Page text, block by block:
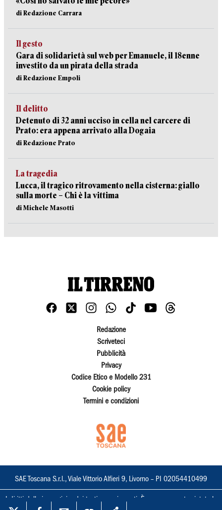
di Redazione Carrara
Il gesto
Gara di solidarietà sul web per Emanuele, il 18enne
investito da un pirata della strada
di Redazione Empoli
Il delitto
Detenuto di 32 anni ucciso in cella nel carcere di
Prato: era appena arrivato alla Dogaia
di Redazione Prato
La tragedia
Lucca, il tragico ritrovamento nella cisterna: giallo
sulla morte – Chi è la vittima
di Michele Masotti
Redazione
Scriveteci
Pubblicità
Privacy
Codice Etico e Modello 231
Cookie policy
Termini e condizioni
SAE Toscana S.r.l., Viale Vittorio Alfieri 9, Livorno – PI 02054410499
I diritti delle immagini e dei testi sono riservati. È espressamente vietata la